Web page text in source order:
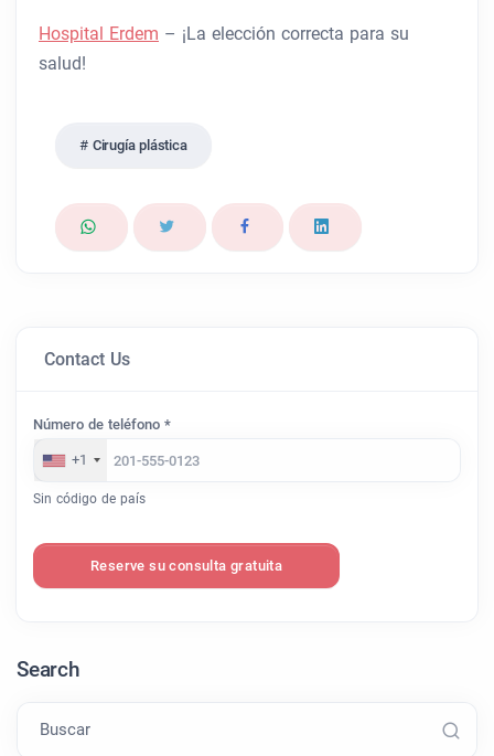
Hospital Erdem – ¡La elección correcta para su
salud!
Cirugía plástica
Contact Us
Número de teléfono *
+1
Sin código de país
Reserve su consulta gratuita
Search
Buscar